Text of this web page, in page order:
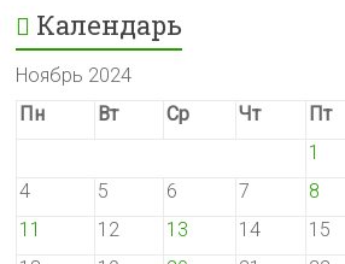
Календарь
Ноябрь 2024
Пн
Вт Ср Чт Пт
1
4
5 6 7 8
11
12 13 14 15